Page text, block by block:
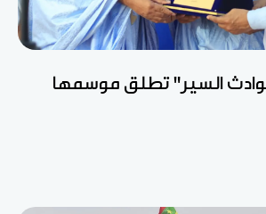
السير" تطلق موسمها